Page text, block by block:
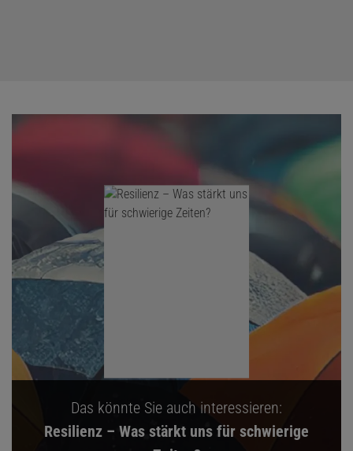
Das könnte Sie auch interessieren:
Resilienz – Was stärkt uns für schwierige